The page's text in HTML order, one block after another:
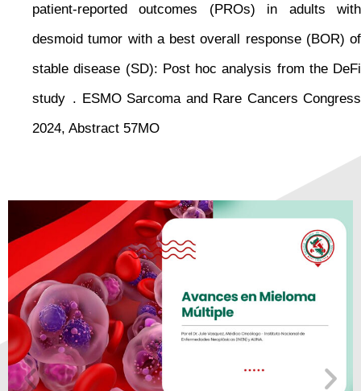
patient-reported outcomes (PROs) in adults with
desmoid tumor with a best overall response (BOR) of
stable disease (SD): Post hoc analysis from the DeFi
study . ESMO Sarcoma and Rare Cancers Congress
2024, Abstract 57MO